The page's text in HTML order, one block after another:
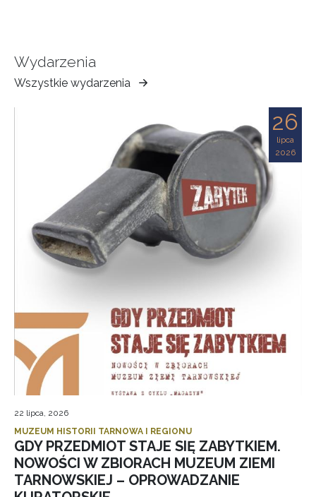
Wydarzenia
Wszystkie wydarzenia
Muzeum
Ziemi
26
lipca
2026
22 lipca, 2026
MUZEUM HISTORII TARNOWA I REGIONU
GDY PRZEDMIOT STAJE SIĘ ZABYTKIEM.
NOWOŚCI W ZBIORACH MUZEUM ZIEMI
TARNOWSKIEJ – OPROWADZANIE